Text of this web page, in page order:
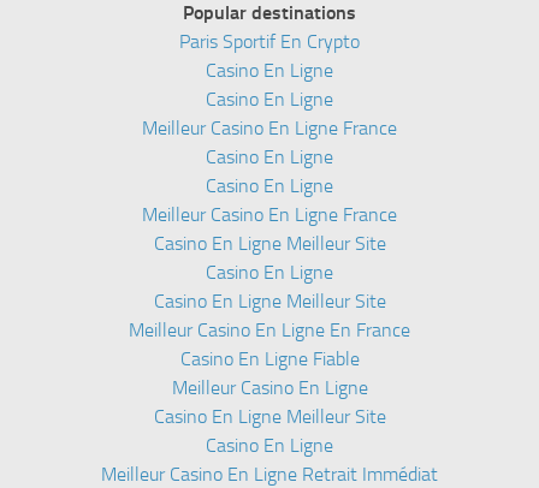
Popular destinations
Paris Sportif En Crypto
Casino En Ligne
Casino En Ligne
Meilleur Casino En Ligne France
Casino En Ligne
Casino En Ligne
Meilleur Casino En Ligne France
Casino En Ligne Meilleur Site
Casino En Ligne
Casino En Ligne Meilleur Site
Meilleur Casino En Ligne En France
Casino En Ligne Fiable
Meilleur Casino En Ligne
Casino En Ligne Meilleur Site
Casino En Ligne
Meilleur Casino En Ligne Retrait Immédiat